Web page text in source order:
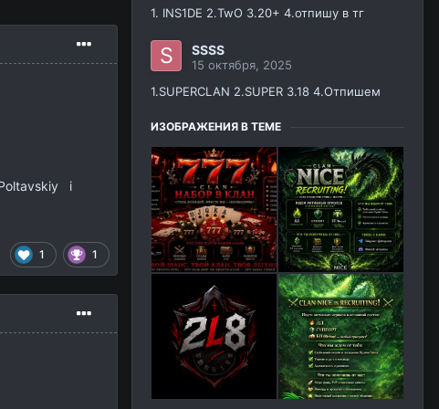
і
1 1
1. INS1DE 2.TwO 3.20+ 4.отпишу в тг
SSSS
15 октября, 2025
1.SUPERCLAN 2.SUPER 3.18 4.Отпишем
ИЗОБРАЖЕНИЯ В ТЕМЕ